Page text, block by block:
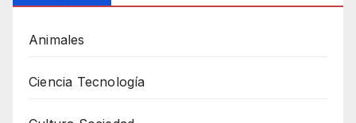
Animales
Ciencia Tecnología